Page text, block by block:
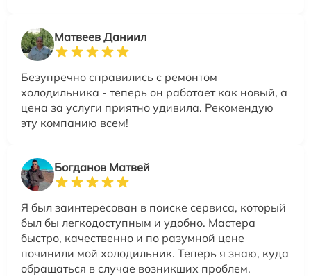
Матвеев Даниил
Безупречно справились с ремонтом
холодильника - теперь он работает как новый, а
цена за услуги приятно удивила. Рекомендую
эту компанию всем!
Богданов Матвей
Я был заинтересован в поиске сервиса, который
был бы легкодоступным и удобно. Мастера
быстро, качественно и по разумной цене
починили мой холодильник. Теперь я знаю, куда
обращаться в случае возникших проблем.